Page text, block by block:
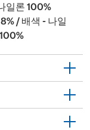
일론 100%
/ 배색 - 나일